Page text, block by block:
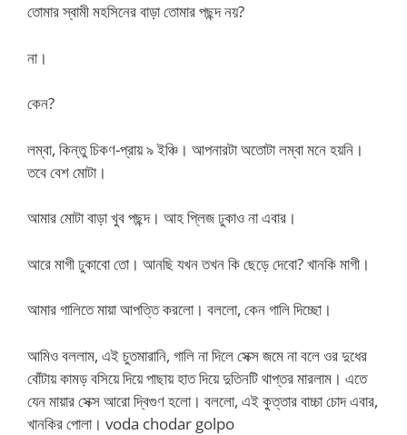
তোমার স্বামী মহসিনের বাড়া তোমার পছন্দ নয়?
না।
কেন?
লম্বা, কিন্তু চিকণ-প্রায় ৯ ইঞ্চি। আপনারটা অতোটা লম্বা মনে হয়নি।
তবে বেশ মোটা।
আমার মোটা বাড়া খুব পছন্দ। আহ প্লিজ ঢুকাও না এবার।
আরে মাগী ঢুকাবো তো। আনছি যখন তখন কি ছেড়ে দেবো? খানকি মাগী।
আমার গালিতে মায়া আপত্তি করলো। বললো, কেন গালি দিচ্ছো।
আমিও বললাম, এই চুতমারানি, গালি না দিলে সেক্স জমে না বলে ওর দুধের
বোঁটায় কামড় বসিয়ে দিয়ে পাছায় হাত দিয়ে দুতিনটি থাপ্তর মারলাম। এতে
যেন মায়ার সেক্স আরো দ্বিগুণ হলো। বললো, এই কুত্তার বাচ্চা চোদ এবার,
খানকির পোলা। voda chodar golpo